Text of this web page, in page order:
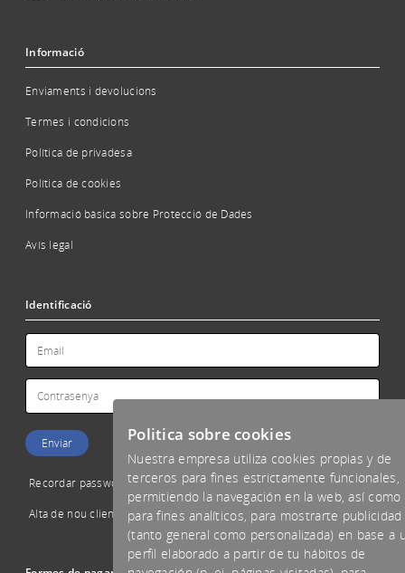
Informació
Enviaments i devolucions
Termes i condicions
Política de privadesa
Política de cookies
Informació bàsica sobre Protecció de Dades
Avís legal
Identificació
Recordar password
Alta de nou client
Politica sobre cookies
Nuestra empresa utiliza cookies propias y de
terceros para fines estrictamente funcionales,
permitiendo la navegación en la web, así como
para fines analíticos, para mostrarte publicidad
(tanto general como personalizada) en base a
perfil elaborado a partir de tu hábitos de